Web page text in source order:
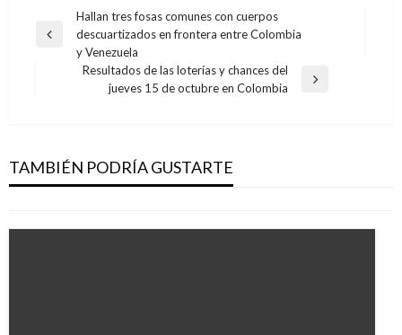
Navegación
de
entradas
Entrada
Hallan tres fosas comunes con cuerpos
descuartizados en frontera entre Colombia
y Venezuela
Resultados de las loterías y chances del
jueves 15 de octubre en Colombia
TAMBIÉN PODRÍA GUSTARTE
el inicio de la Copa América Centenario
Giovanni Alarcón M. viernes junio 3, 2016